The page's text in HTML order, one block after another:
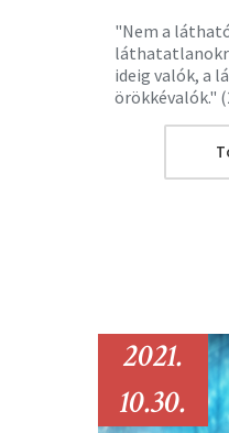
"Nem a
ideig valók, a
örökkévalók."
2021.
10.30.